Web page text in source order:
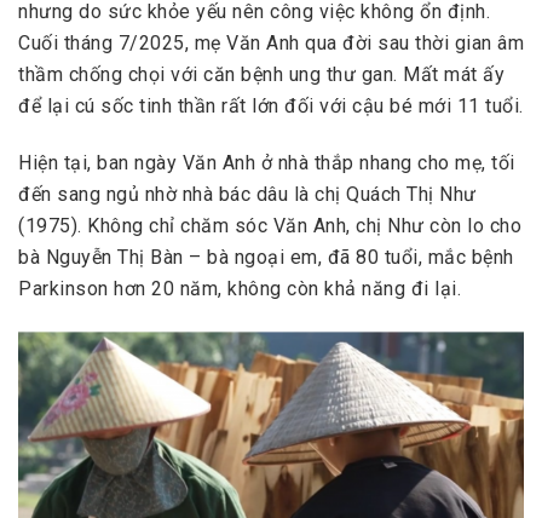
nhưng do sức khỏe yếu nên công việc không ổn định.
Cuối tháng 7/2025, mẹ Văn Anh qua đời sau thời gian âm
thầm chống chọi với căn bệnh ung thư gan. Mất mát ấy
để lại cú sốc tinh thần rất lớn đối với cậu bé mới 11 tuổi.
Hiện tại, ban ngày Văn Anh ở nhà thắp nhang cho mẹ, tối
đến sang ngủ nhờ nhà bác dâu là chị Quách Thị Như
(1975). Không chỉ chăm sóc Văn Anh, chị Như còn lo cho
bà Nguyễn Thị Bàn – bà ngoại em, đã 80 tuổi, mắc bệnh
Parkinson hơn 20 năm, không còn khả năng đi lại.